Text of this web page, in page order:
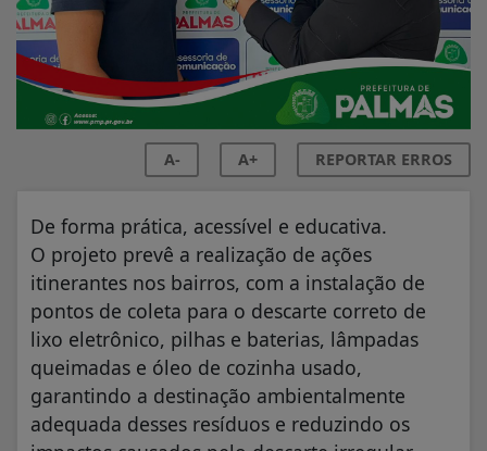
A- A+ REPORTAR ERROS
De forma prática, acessível e educativa.
O projeto prevê a realização de ações
itinerantes nos bairros, com a instalação de
pontos de coleta para o descarte correto de
lixo eletrônico, pilhas e baterias, lâmpadas
queimadas e óleo de cozinha usado,
garantindo a destinação ambientalmente
adequada desses resíduos e reduzindo os